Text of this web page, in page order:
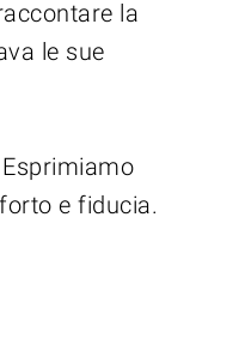
la
le sue
e fiducia.